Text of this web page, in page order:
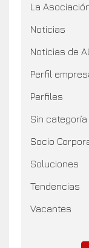
La
Noticias
Noticias de
Perfil
Perfiles
Sin categoría
Socio
Soluciones
Tendencias
Vacantes